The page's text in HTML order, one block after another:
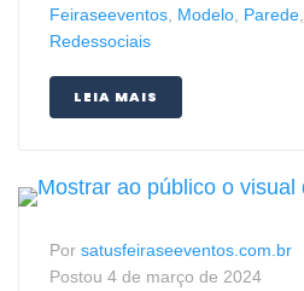
Feiraseeventos Modelo Parede
Redessociais
LEIA MAIS
Por satusfeiraseeventos.com.br
Postou 4 de março de 2024